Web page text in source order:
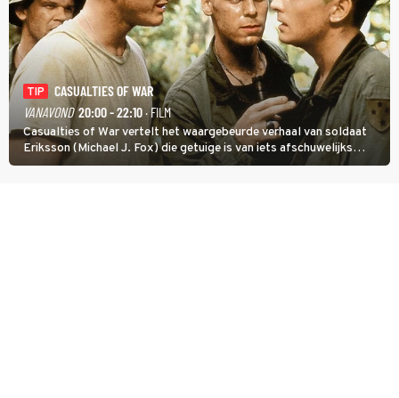
TIP
CASUALTIES OF WAR
VANAVOND 20:00 - 22:10· FILM
Casualties of War vertelt het waargebeurde verhaal van soldaat
Eriksson (Michael J. Fox) die getuige is van iets afschuwelijks
tijdens de Vietnamoorlog. Hij besluit uit de school te klappen.